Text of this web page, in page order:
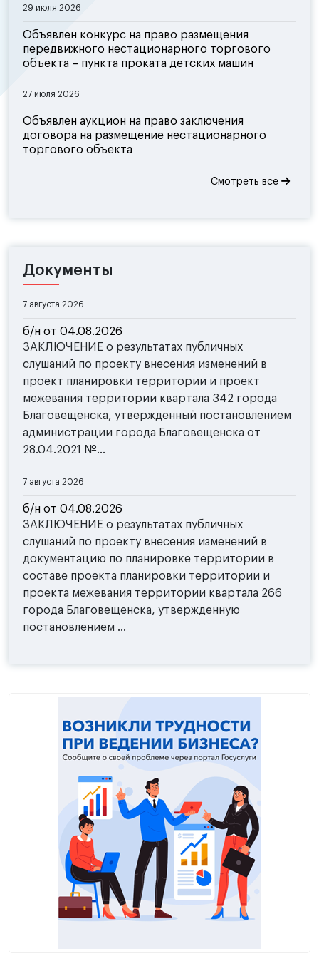
29 июля 2026
Объявлен конкурс на право размещения
передвижного нестационарного торгового
объекта – пункта проката детских машин
27 июля 2026
Объявлен аукцион на право заключения
договора на размещение нестационарного
торгового объекта
Смотреть все
Документы
7 августа 2026
б/н от 04.08.2026
ЗАКЛЮЧЕНИЕ о результатах публичных
слушаний по проекту внесения изменений в
проект планировки территории и проект
межевания территории квартала 342 города
Благовещенска, утвержденный постановлением
администрации города Благовещенска от
28.04.2021 №...
7 августа 2026
б/н от 04.08.2026
ЗАКЛЮЧЕНИЕ о результатах публичных
слушаний по проекту внесения изменений в
документацию по планировке территории в
составе проекта планировки территории и
проекта межевания территории квартала 266
города Благовещенска, утвержденную
постановлением ...